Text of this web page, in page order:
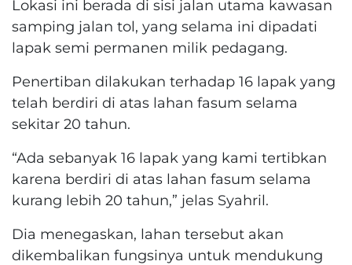
Lokasi ini berada di sisi jalan utama kawasan
samping jalan tol, yang selama ini dipadati
lapak semi permanen milik pedagang.
Penertiban dilakukan terhadap 16 lapak yang
telah berdiri di atas lahan fasum selama
sekitar 20 tahun.
“Ada sebanyak 16 lapak yang kami tertibkan
karena berdiri di atas lahan fasum selama
kurang lebih 20 tahun,” jelas Syahril.
Dia menegaskan, lahan tersebut akan
dikembalikan fungsinya untuk mendukung